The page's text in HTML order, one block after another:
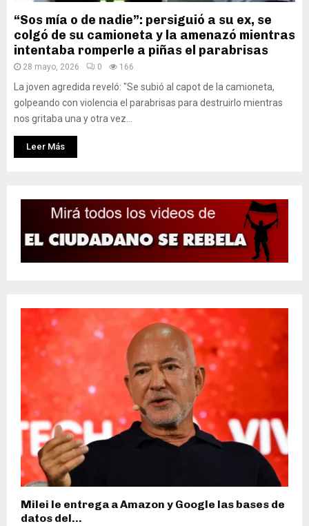
“Sos mía o de nadie”: persiguió a su ex, se
colgó de su camioneta y la amenazó mientras
intentaba romperle a piñas el parabrisas
28 mayo, 2026 0 166
La joven agredida reveló: "Se subió al capot de la camioneta,
golpeando con violencia el parabrisas para destruirlo mientras
nos gritaba una y otra vez...
Leer Más
Milei le entrega a Amazon y Google las bases de
datos del...